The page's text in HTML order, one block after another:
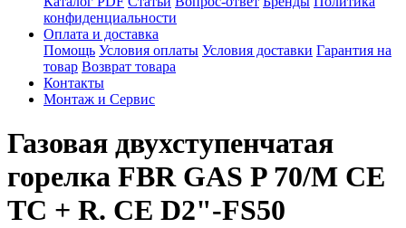
конфиденциальности
Оплата и доставка
Помощь Условия оплаты Условия доставки Гарантия на
товар Возврат товара
Контакты
Монтаж и Сервис
Газовая двухступенчатая
горелка FBR GAS P 70/M CE
TC + R. CE D2"-FS50